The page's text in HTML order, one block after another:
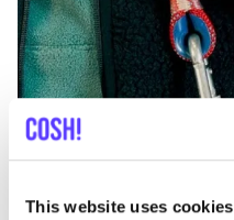
This website uses cookies